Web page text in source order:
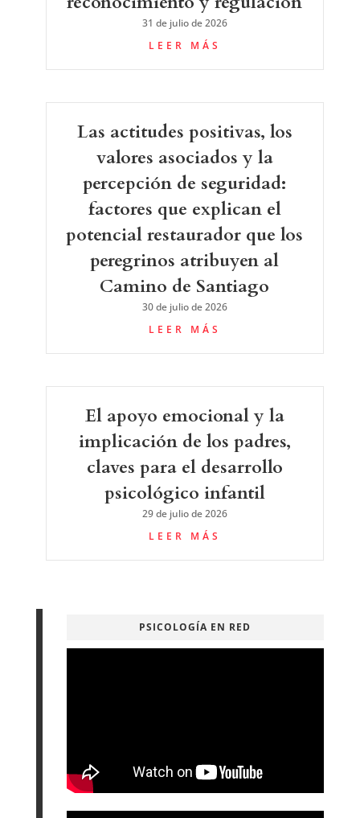
31 de julio de 2026
LEER MÁS
Las actitudes positivas, los
valores asociados y la
percepción de seguridad:
factores que explican el
potencial restaurador que los
peregrinos atribuyen al
Camino de Santiago
30 de julio de 2026
LEER MÁS
El apoyo emocional y la
implicación de los padres,
claves para el desarrollo
psicológico infantil
29 de julio de 2026
LEER MÁS
PSICOLOGÍA EN RED